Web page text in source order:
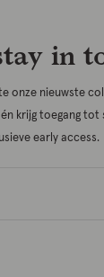
in
onze nieuwste
krijg toegang tot
early access.